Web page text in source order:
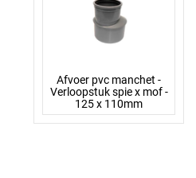
Afvoer pvc manchet -
Verloopstuk spie x mof -
125 x 110mm